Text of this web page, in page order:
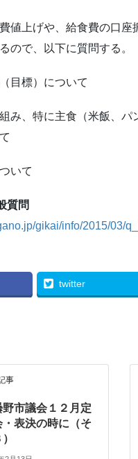
値上げや、給食費の口座
ので、以下に質問する。
目標）について
み、特に主食（米飯、
いて
質問
gikai/info/2015/03/
twitter
事
野市議会１２月定
・表決の時に（そ